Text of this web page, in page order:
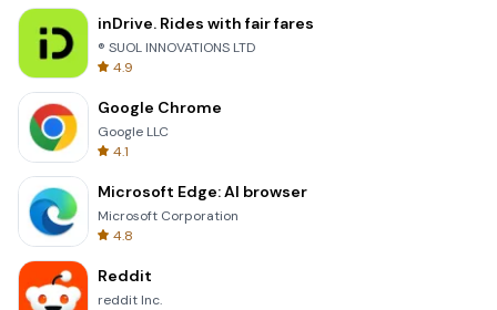
inDrive. Rides with fair fares
® SUOL INNOVATIONS LTD
4.9
Google Chrome
Google LLC
4.1
Microsoft Edge: AI browser
Microsoft Corporation
4.8
Reddit
reddit Inc.